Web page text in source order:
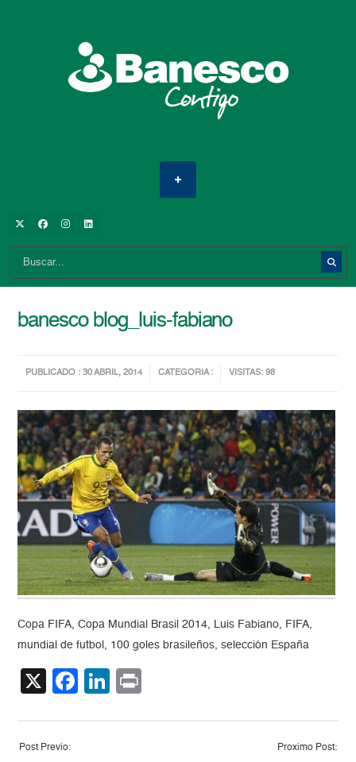
banesco blog_luis-fabiano
PUBLICADO : 30 ABRIL, 2014 CATEGORIA : VISITAS: 98
Copa FIFA, Copa Mundial Brasil 2014, Luis Fabiano, FIFA,
mundial de futbol, 100 goles brasileños, selección España
X Facebook
LinkedIn
Post Previo: Proximo Post: